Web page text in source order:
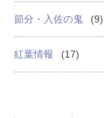
節分・入佐の鬼 (9)
紅葉情報 (17)